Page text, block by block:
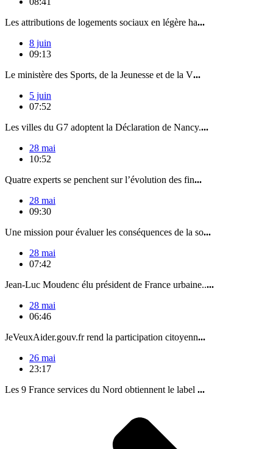
Les attributions de logements sociaux en légère ha...
8 juin
09:13
Le ministère des Sports, de la Jeunesse et de la V...
5 juin
07:52
Les villes du G7 adoptent la Déclaration de Nancy....
28 mai
10:52
Quatre experts se penchent sur l’évolution des fin...
28 mai
09:30
Une mission pour évaluer les conséquences de la so...
28 mai
07:42
Jean-Luc Moudenc élu président de France urbaine.....
28 mai
06:46
JeVeuxAider.gouv.fr rend la participation citoyenn...
26 mai
23:17
Les 9 France services du Nord obtiennent le label ...